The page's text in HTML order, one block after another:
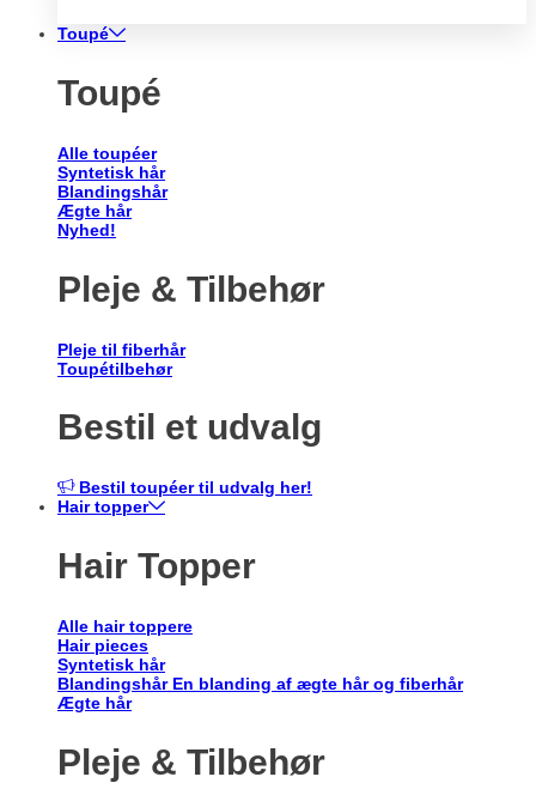
Toupé
Toupé
Alle toupéer
Syntetisk hår
Blandingshår
Ægte hår
Nyhed!
Pleje & Tilbehør
Pleje til fiberhår
Toupétilbehør
Bestil et udvalg
Bestil toupéer til udvalg her!
Hair topper
Hair Topper
Alle hair toppere
Hair pieces
Syntetisk hår
Blandingshår En blanding af ægte hår og fiberhår
Ægte hår
Pleje & Tilbehør